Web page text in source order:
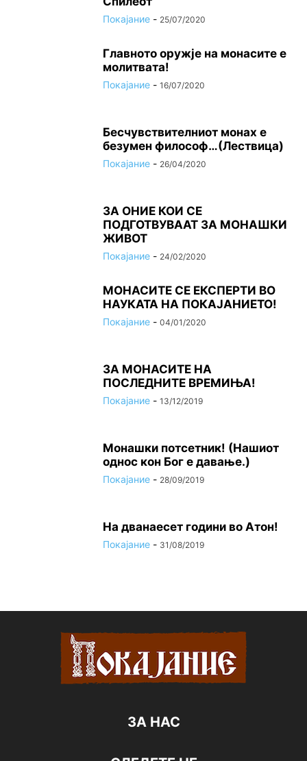
Покајание - 25/07/2020
Главното оружје на монасите е
молитвата!
Покајание - 16/07/2020
Бесчувствителниот монах е
безумен философ…(Лествица)
Покајание - 26/04/2020
ЗА ОНИЕ КОИ СЕ
ПОДГОТВУВААТ ЗА МОНАШКИ
ЖИВОТ
Покајание - 24/02/2020
МОНАСИТЕ СЕ ЕКСПЕРТИ ВО
НАУКАТА НА ПОКАЈАНИЕТО!
Покајание - 04/01/2020
ЗА МОНАСИТЕ НА
ПОСЛЕДНИТЕ ВРЕМИЊА!
Покајание - 13/12/2019
Монашки потсетник! (Нашиот
однос кон Бог е давање.)
Покајание - 28/09/2019
На дванаесет години во Атон!
Покајание - 31/08/2019
ЗА НАС